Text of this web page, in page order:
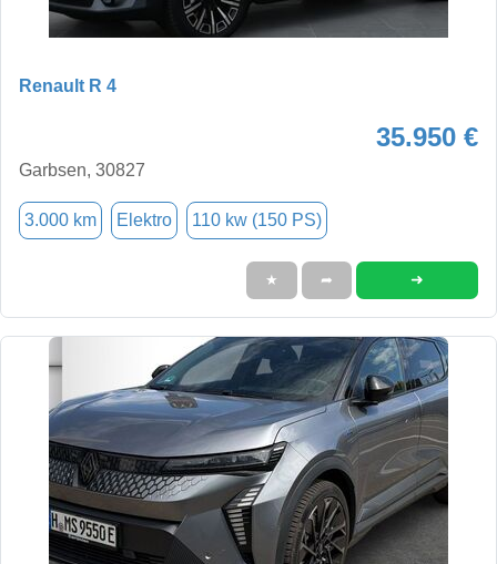
Renault R 4
35.950 €
Garbsen, 30827
3.000 km Elektro 110 kw (150 PS)
★ ➦ ➜